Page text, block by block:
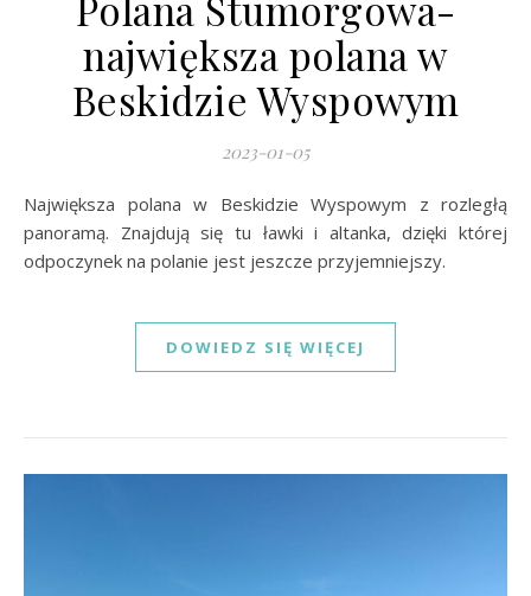
największa polana w
Beskidzie Wyspowym
2023-01-05
Największa polana w Beskidzie Wyspowym z rozległą
panoramą. Znajdują się tu ławki i altanka, dzięki której
odpoczynek na polanie jest jeszcze przyjemniejszy.
DOWIEDZ SIĘ WIĘCEJ